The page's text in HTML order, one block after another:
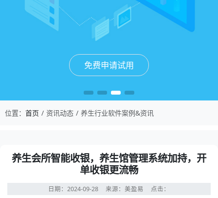
免费申请试用
免费申请试用
免费申请试用
免费申请试用
位置： 首页 资讯动态 养生行业软件案例&资讯
养生会所智能收银，养生馆管理系统加持，开
单收银更流畅
日期：2024-09-28 来源：美盈易 点击：